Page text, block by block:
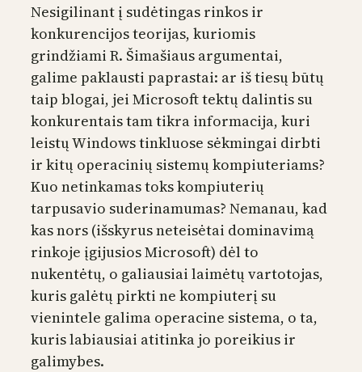
Nesigilinant į sudėtingas rinkos ir
konkurencijos teorijas, kuriomis
grindžiami R. Šimašiaus argumentai,
galime paklausti paprastai: ar iš tiesų būtų
taip blogai, jei Microsoft tektų dalintis su
konkurentais tam tikra informacija, kuri
leistų Windows tinkluose sėkmingai dirbti
ir kitų operacinių sistemų kompiuteriams?
Kuo netinkamas toks kompiuterių
tarpusavio suderinamumas? Nemanau, kad
kas nors (išskyrus neteisėtai dominavimą
rinkoje įgijusios Microsoft) dėl to
nukentėtų, o galiausiai laimėtų vartotojas,
kuris galėtų pirkti ne kompiuterį su
vienintele galima operacine sistema, o ta,
kuris labiausiai atitinka jo poreikius ir
galimybes.